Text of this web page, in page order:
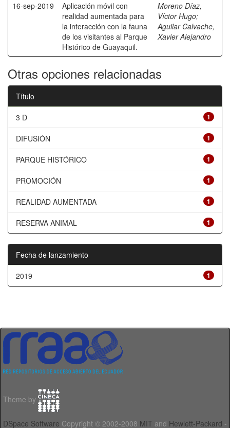
16-sep-2019
Aplicación móvil con
realidad aumentada para
la interacción con la fauna
de los visitantes al Parque
Histórico de Guayaquil.
Moreno Díaz,
Víctor Hugo;
Aguilar Calvache,
Xavier Alejandro
Otras opciones relacionadas
Título
1
3 D
1
DIFUSIÓN
1
PARQUE HISTÓRICO
1
PROMOCIÓN
1
REALIDAD AUMENTADA
1
RESERVA ANIMAL
Fecha de lanzamiento
1
2019
Theme by
DSpace Software Copyright © 2002-2008 MIT and Hewlett-Packard -